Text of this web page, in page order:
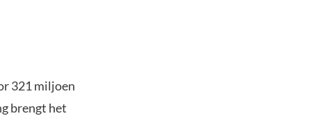
321 miljoen
brengt het